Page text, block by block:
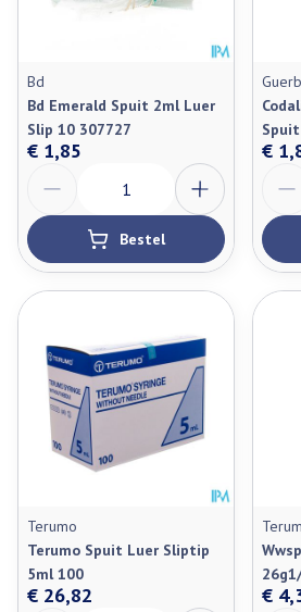
Bd
Bd Emerald Spuit 2ml Luer
Slip 10 307727
€ 1,85
Bestel
Spuit
€
Terumo
Terumo Spuit Luer Sliptip
5ml 100
€ 26,82 €